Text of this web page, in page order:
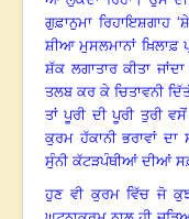
ਗੁਫ਼ਾਨੁਮਾ ਰਿਹਾਇਸ਼ਗਾਹ
ਸ਼ੀਆ ਮੁਸਲਮਾਨਾਂ ਖ਼ਿਲਾਫ਼
ਸ਼ੱਕ ਲਗਾਤਾਰ ਕੀਤਾ ਜਾਂਦਾ
ਤਲਬ ਕਰ ਕੇ ਚਿਤਾਵਨੀ
ਤਾਂ ਪੂਰੀ ਦੀ ਪੂਰੀ ਤੁਰੀ
ਕੁਰਮ ਹੱਕਾਨੀ ਭਰਾਵਾਂ
ਸੁੰਨੀ ਕੱਟੜਪੰਥੀਆਂ ਦੀਆਂ
ਹੁਣ ਵੀ ਕੁਰਮ ਵਿੱਚ ਜੋ